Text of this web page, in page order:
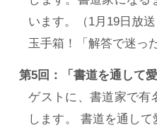
います。（1月19日放送
玉手箱！「解答で迷っ
第5回：「書道を通して
ゲストに、書道家で有
します。 書道を通し